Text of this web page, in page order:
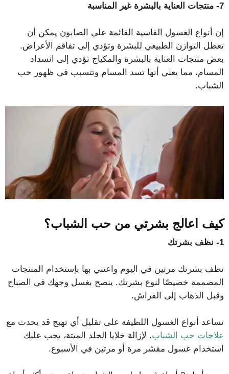
7- منتجات العناية بالبشرة غير المناسبة
إن أنواع الغسول القاسية القائمة على الصابون يمكن أن
تعطل التوازن الطبيعي للبشرة وتؤدي إلى تفاقم الأعراض.
بعض منتجات العناية بالبشرة والمكياج تؤدي إلى انسداد
المسام، مما يعني أنها تسد المسام وتتسبب في ظهور حب
الشباب.
كيف اعالج بشرتي من حب الشباب؟
1- نظف بشرتك
نظف بشرتك مرتين في اليوم واعتني بها بإستخدام المنتجات
المصممة خصيصًا لنوع بشرتك. ينصح بغسل وجهك في الصباح
وقبل الذهاب إلى الفراش.
تساعد أنواع الغسول اللطيفة على تقليل أي تهيج قد يحدث مع
علاجات حب الشباب. لإزالة خلايا الجلد الميتة، يجب عليك
استخدام غسول مقشر مرة أو مرتين في الأسبوع.